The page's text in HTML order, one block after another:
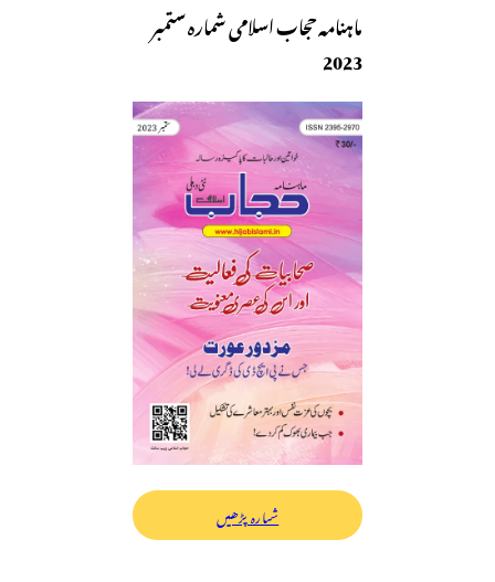
ماہنامہ حجاب اسلامی شمارہ ستمبر
2023
شمارہ پڑھیں